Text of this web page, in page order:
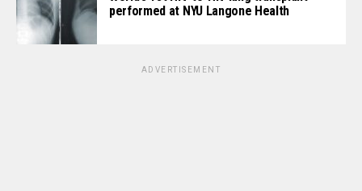
performed at NYU Langone Health
ADVERTISEMENT